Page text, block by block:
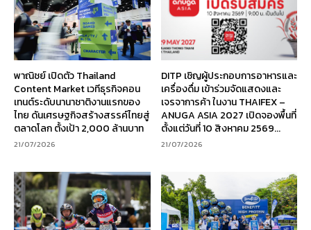
พาณิชย์ เปิดตัว Thailand
Content Market เวทีธุรกิจคอน
เทนต์ระดับนานาชาติงานแรกของ
ไทย ดันเศรษฐกิจสร้างสรรค์ไทยสู่
ตลาดโลก ตั้งเป้า 2,000 ล้านบาท
21/07/2026
DITP เชิญผู้ประกอบการอาหารและ
เครื่องดื่ม เข้าร่วมจัดแสดงและ
เจรจาการค้า ในงาน THAIFEX –
ANUGA ASIA 2027 เปิดจองพื้นที่
ตั้งแต่วันที่ 10 สิงหาคม 2569...
21/07/2026